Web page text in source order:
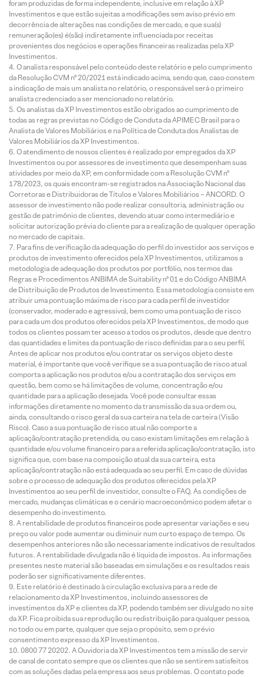
foram produzidas de forma independente, inclusive em relação à XP
Investimentos e que estão sujeitas a modificações sem aviso prévio em
decorrência de alterações nas condições de mercado, e que sua(s)
remuneração(es) é(são) indiretamente influenciada por receitas
provenientes dos negócios e operações financeiras realizadas pela XP
Investimentos.
O analista responsável pelo conteúdo deste relatório e pelo cumprimento
da Resolução CVM nº 20/2021 está indicado acima, sendo que, caso constem
a indicação de mais um analista no relatório, o responsável será o primeiro
analista credenciado a ser mencionado no relatório.
Os analistas da XP Investimentos estão obrigados ao cumprimento de
todas as regras previstas no Código de Conduta da APIMEC Brasil para o
Analista de Valores Mobiliários e na Política de Conduta dos Analistas de
Valores Mobiliários da XP Investimentos.
O atendimento de nossos clientes é realizado por empregados da XP
Investimentos ou por assessores de investimento que desempenham suas
atividades por meio da XP, em conformidade com a Resolução CVM nº
178/2023, os quais encontram-se registrados na Associação Nacional das
Corretoras e Distribuidoras de Títulos e Valores Mobiliários – ANCORD. O
assessor de investimento não pode realizar consultoria, administração ou
gestão de patrimônio de clientes, devendo atuar como intermediário e
solicitar autorização prévia do cliente para a realização de qualquer operação
no mercado de capitais.
Para fins de verificação da adequação do perfil do investidor aos serviços e
produtos de investimento oferecidos pela XP Investimentos, utilizamos a
metodologia de adequação dos produtos por portfólio, nos termos das
Regras e Procedimentos ANBIMA de Suitability nº 01 e do Código ANBIMA
de Distribuição de Produtos de Investimento. Essa metodologia consiste em
atribuir uma pontuação máxima de risco para cada perfil de investidor
(conservador, moderado e agressivo), bem como uma pontuação de risco
para cada um dos produtos oferecidos pela XP Investimentos, de modo que
todos os clientes possam ter acesso a todos os produtos, desde que dentro
das quantidades e limites da pontuação de risco definidas para o seu perfil.
Antes de aplicar nos produtos e/ou contratar os serviços objeto deste
material, é importante que você verifique se a sua pontuação de risco atual
comporta a aplicação nos produtos e/ou a contratação dos serviços em
questão, bem como se há limitações de volume, concentração e/ou
quantidade para a aplicação desejada. Você pode consultar essas
informações diretamente no momento da transmissão da sua ordem ou,
ainda, consultando o risco geral da sua carteira na tela de carteira (Visão
Risco). Caso a sua pontuação de risco atual não comporte a
aplicação/contratação pretendida, ou caso existam limitações em relação à
quantidade e/ou volume financeiro para a referida aplicação/contratação, isto
significa que, com base na composição atual da sua carteira, esta
aplicação/contratação não está adequada ao seu perfil. Em caso de dúvidas
sobre o processo de adequação dos produtos oferecidos pela XP
Investimentos ao seu perfil de investidor, consulte o FAQ. As condições de
mercado, mudanças climáticas e o cenário macroeconômico podem afetar o
desempenho do investimento.
A rentabilidade de produtos financeiros pode apresentar variações e seu
preço ou valor pode aumentar ou diminuir num curto espaço de tempo. Os
desempenhos anteriores não são necessariamente indicativos de resultados
futuros. A rentabilidade divulgada não é líquida de impostos. As informações
presentes neste material são baseadas em simulações e os resultados reais
poderão ser significativamente diferentes.
Este relatório é destinado à circulação exclusiva para a rede de
relacionamento da XP Investimentos, incluindo assessores de
investimentos da XP e clientes da XP, podendo também ser divulgado no site
da XP. Fica proibida sua reprodução ou redistribuição para qualquer pessoa,
no todo ou em parte, qualquer que seja o propósito, sem o prévio
consentimento expresso da XP Investimentos.
0800 77 20202. A Ouvidoria da XP Investimentos tem a missão de servir
de canal de contato sempre que os clientes que não se sentirem satisfeitos
com as soluções dadas pela empresa aos seus problemas. O contato pode